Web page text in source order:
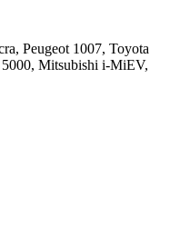
Peugeot 1007, Toyota
Mitsubishi i-MiEV,